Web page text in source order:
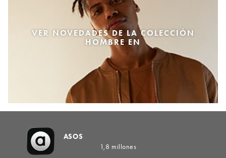
VER NOVEDADES DE LA COLECCIÓN
HOMBRE EN
ASOS
1,8 millones